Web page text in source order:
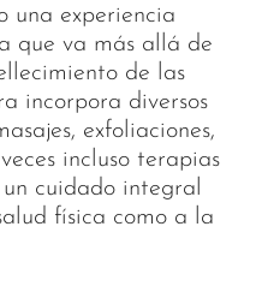
una experiencia
que va más allá de
de las
incorpora diversos
exfoliaciones,
incluso terapias
cuidado integral
física como a la